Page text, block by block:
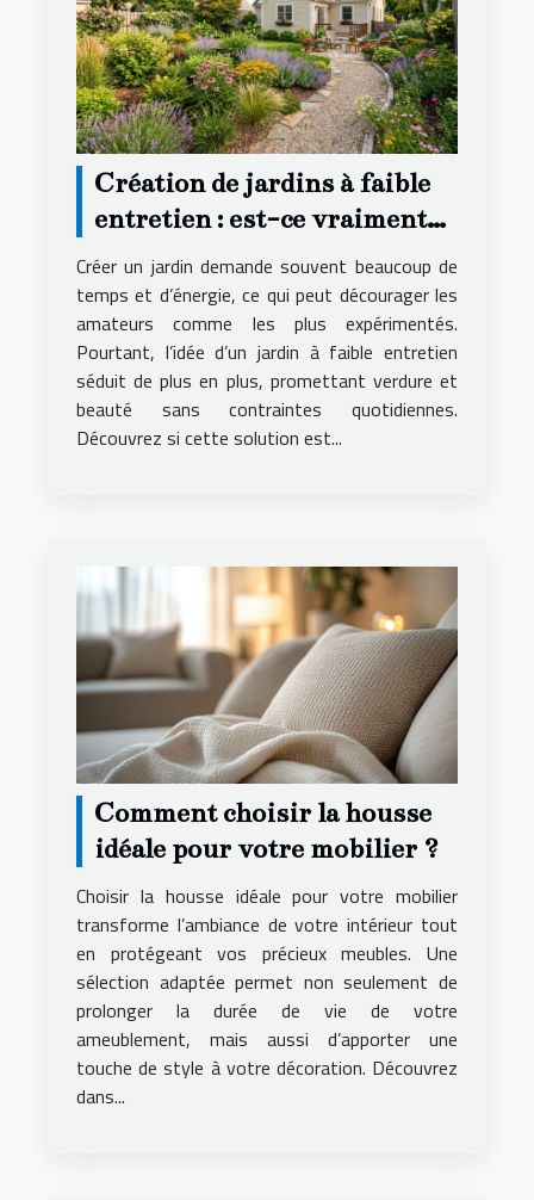
Création de jardins à faible
entretien : est-ce vraiment
possible ?
Créer un jardin demande souvent beaucoup de
temps et d’énergie, ce qui peut décourager les
amateurs comme les plus expérimentés.
Pourtant, l’idée d’un jardin à faible entretien
séduit de plus en plus, promettant verdure et
beauté sans contraintes quotidiennes.
Découvrez si cette solution est...
Comment choisir la housse
idéale pour votre mobilier ?
Choisir la housse idéale pour votre mobilier
transforme l’ambiance de votre intérieur tout
en protégeant vos précieux meubles. Une
sélection adaptée permet non seulement de
prolonger la durée de vie de votre
ameublement, mais aussi d’apporter une
touche de style à votre décoration. Découvrez
dans...